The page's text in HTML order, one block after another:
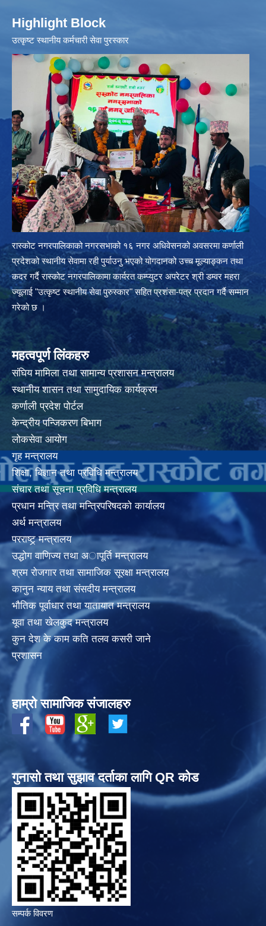
Highlight Block
उत्‍कृष्ट स्थानीय कर्मचारी सेवा पुरस्कार
रास्कोट नगरपालिकाको नगरसभाको १६ नगर अधिवेसनको अवसरमा कर्णाली
प्रदेशको स्थानीय सेवामा रही पुर्याउनु भएको योगदानको उच्च मूल्याङ्कन तथा
कदर गर्दै रास्कोट नगरपालिकामा कार्यरत कम्प्युटर अपरेटर श्री डम्वर महरा
ज्यूलाई "उत्कृष्ट स्थानीय सेवा पुरुस्कार" सहित प्रशंसा-पत्र प्रदान गर्दै सम्मान
गरेको छ ।
महत्वपूर्ण लिंकहरु
संघिय मामिला तथा सामान्य प्रशासन मन्त्रालय
स्थानीय शासन तथा सामुदायिक कार्यक्रम
कर्णाली प्रदेश पोर्टल
केन्द्रीय पन्जिकरण बिभाग
लोकसेवा आयोग
गृह मन्त्रालय
शिक्षा, बिज्ञान तथा प्रविधि मन्त्रालय
संचार तथा सूचना प्रविधि मन्त्रालय
प्रधान मन्त्रि तथा मन्त्रिपरिषदको कार्यालय
अर्थ मन्त्रालय
परराष्ट्र् मन्त्रालय
उद्धोग वाणिज्य तथा अापूर्ति मन्त्रालय
श्रम रोजगार तथा सामाजिक सूरक्षा मन्त्रालय
कानुन न्याय तथा संसदीय मन्त्रालय
भाैतिक पूर्वाधार तथा यातायात मन्त्रालय
यूवा तथा खेलकुद मन्त्रालय
कुन देश के काम कति तलव कसरी जाने
प्रशासन
हाम्रो सामाजिक संजालहरु
गुनासो तथा सुझाव दर्ताका लागि QR कोड
सम्पर्क विवरण